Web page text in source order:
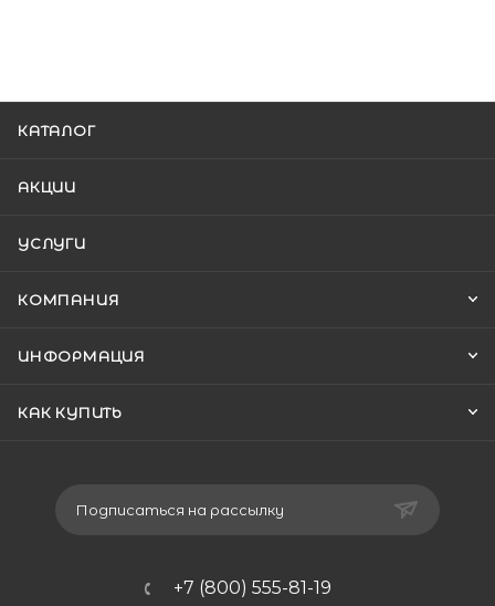
КАТАЛОГ
АКЦИИ
УСЛУГИ
КОМПАНИЯ
ИНФОРМАЦИЯ
КАК КУПИТЬ
Подписаться на рассылку
+7 (800) 555-81-19